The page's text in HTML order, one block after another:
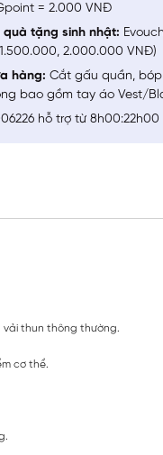
= 2.000 VNĐ
quà tặng sinh nhật:
2.000.000 VNĐ)
hàng: Cắt gấu quần,
bao gồm tay áo Vest/
hỗ trợ từ 8h00:22h00
vải thun thông thường.
cơ thể.